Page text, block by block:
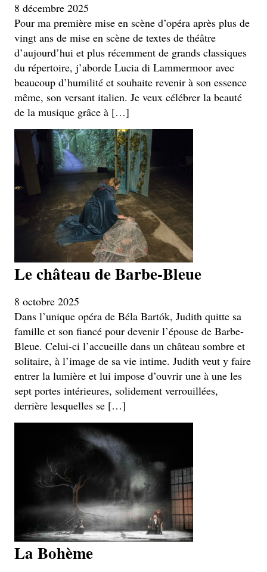
8 décembre 2025
Pour ma première mise en scène d’opéra après plus de
vingt ans de mise en scène de textes de théâtre
d’aujourd’hui et plus récemment de grands classiques
du répertoire, j’aborde Lucia di Lammermoor avec
beaucoup d’humilité et souhaite revenir à son essence
même, son versant italien. Je veux célébrer la beauté
de la musique grâce à […]
Le château de Barbe-Bleue
8 octobre 2025
Dans l’unique opéra de Béla Bartók, Judith quitte sa
famille et son fiancé pour devenir l’épouse de Barbe-
Bleue. Celui-ci l’accueille dans un château sombre et
solitaire, à l’image de sa vie intime. Judith veut y faire
entrer la lumière et lui impose d’ouvrir une à une les
sept portes intérieures, solidement verrouillées,
derrière lesquelles se […]
La Bohème